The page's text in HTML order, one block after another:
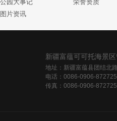
公园大事记
图片资讯
荣誉资质
新疆富蕴可可托海景
地址：新疆富蕴县团结北
电话：0086-0906-
传真：0086-0906-